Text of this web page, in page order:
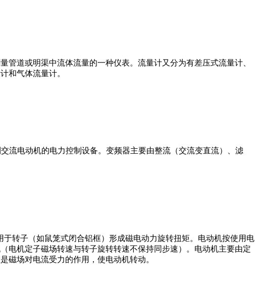
道或明渠中流体流量的一种仪表。流量计又分为有差压式流量计、
和气体流量计。
流电动机的电力控制设备。变频器主要由整流（交流变直流）、滤
转子（如鼠笼式闭合铝框）形成磁电动力旋转扭矩。电动机按使用电
电机定子磁场转速与转子旋转转速不保持同步速）。电动机主要由定
磁场对电流受力的作用，使电动机转动。